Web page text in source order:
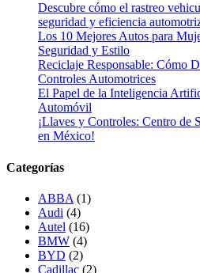
Descubre cómo el rastreo
seguridad y eficiencia
Los 10 Mejores Autos para
Seguridad y Estilo
Reciclaje Responsable: Cómo
Controles Automotrices
El Papel de la Inteligencia
Automóvil
¡Llaves y Controles: Centro de
en México!
Categorías
ABBA (1)
Audi (4)
Autel (16)
BMW (4)
BYD (2)
Cadillac (2)